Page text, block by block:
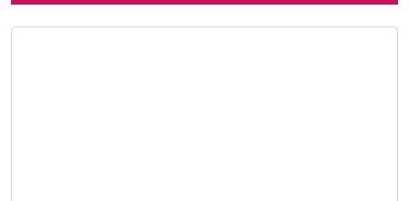
شقوق في طائرات "بوينغ" في أمريكا